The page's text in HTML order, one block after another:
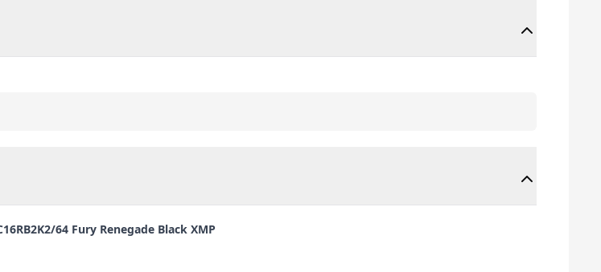
64 Fury Renegade Black XMP